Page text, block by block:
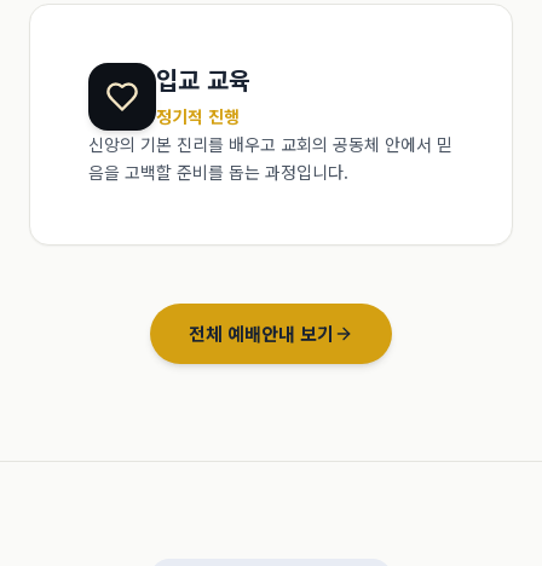
입교 교육
정기적 진행
신앙의 기본 진리를 배우고 교회의 공동체 안에서 믿
음을 고백할 준비를 돕는 과정입니다.
전체 예배안내 보기